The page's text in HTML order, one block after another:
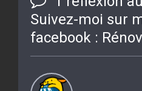
Suivez-moi sur
facebook :